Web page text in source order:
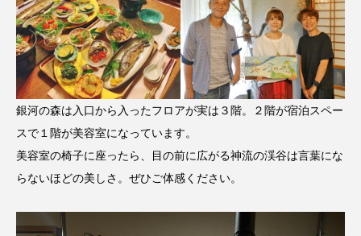
銀河の森は入口から入ったフロアが実は３階。２階が宿泊スペー
スで１階が美容室になっています。
美容室の椅子に座ったら、目の前に広がる神流の渓谷は言葉にな
らないほどの美しさ。ぜひご体感ください。